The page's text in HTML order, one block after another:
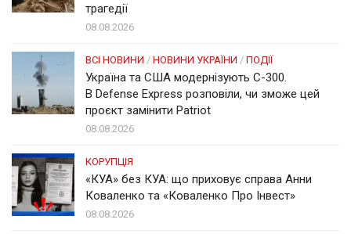
трагедії
08.08.2026
ВСІ НОВИНИ / НОВИНИ УКРАЇНИ / ПОДІЇ
Україна та США модернізують С-300.
В Defense Express розповіли, чи зможе цей
проєкт замінити Patriot
08.08.2026
КОРУПЦІЯ
«КУА» без КУА: що приховує справа Анни
Коваленко та «Коваленко Про Інвест»
08.08.2026